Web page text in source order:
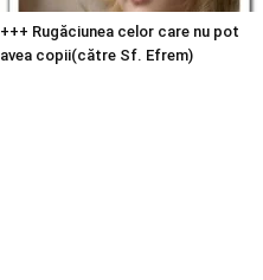
+++ Rugăciunea celor care nu pot
avea copii(către Sf. Efrem)